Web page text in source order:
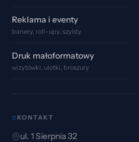
Reklama i eventy
banery, roll-upy, szyldy
Druk małoformatowy
wizytówki, ulotki, broszury
⬡ KONTAKT
ul. 1 Sierpnia 32